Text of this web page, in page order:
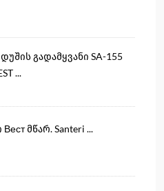
გადამყვანი SA-155
...
მწარ. Santeri ...